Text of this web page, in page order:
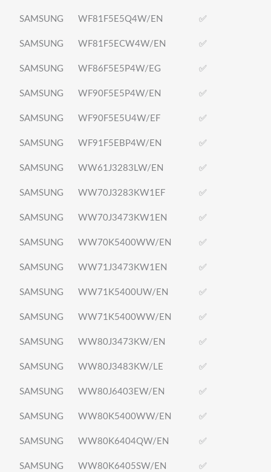
SAMSUNG WF81F5E5Q4W/EN ✅
SAMSUNG WF81F5ECW4W/EN ✅
SAMSUNG WF86F5E5P4W/EG ✅
SAMSUNG WF90F5E5P4W/EN ✅
SAMSUNG WF90F5E5U4W/EF ✅
SAMSUNG WF91F5EBP4W/EN ✅
SAMSUNG WW61J3283LW/EN ✅
SAMSUNG WW70J3283KW1EF ✅
SAMSUNG WW70J3473KW1EN ✅
SAMSUNG WW70K5400WW/EN ✅
SAMSUNG WW71J3473KW1EN ✅
SAMSUNG WW71K5400UW/EN ✅
SAMSUNG WW71K5400WW/EN ✅
SAMSUNG WW80J3473KW/EN ✅
SAMSUNG WW80J3483KW/LE ✅
SAMSUNG WW80J6403EW/EN ✅
SAMSUNG WW80K5400WW/EN ✅
SAMSUNG WW80K6404QW/EN ✅
SAMSUNG WW80K6405SW/EN ✅